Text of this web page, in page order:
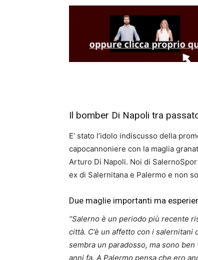
Il bomber Di Napoli tra
E’ stato l’idolo indiscusso della
capocannoniere con la maglia
Arturo Di Napoli. Noi di
ex di Salernitana e Palermo e non
Due maglie importanti ma
“Salerno è un periodo più recente
città. C’è un affetto con i
sembra un paradosso, ma sono
anni fa. A Palermo pensa che ero